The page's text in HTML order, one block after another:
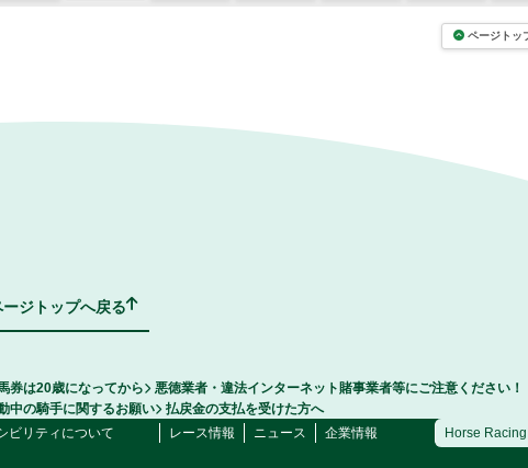
ページトッ
ージトップへ戻る
券は20歳になってから
悪徳業者・違法インターネット賭事業者等にご注意ください！
中の騎手に関するお願い
払戻金の支払を受けた方へ
ビリティについて レース情報 ニュース 企業情報 Horse